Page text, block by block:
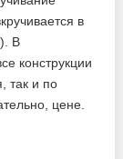
в
В
конструкции
так и по
цене.